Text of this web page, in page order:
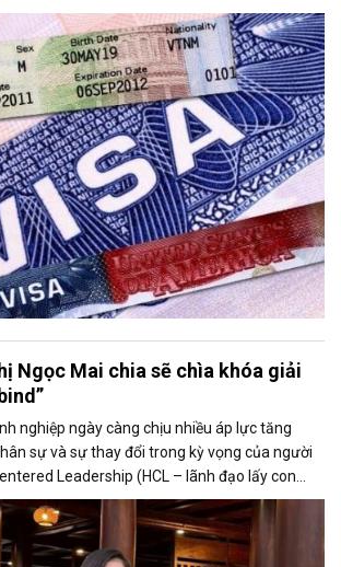
Ngọc Mai chia sẽ chìa khóa giải
nghiệp ngày càng chịu nhiều áp lực tăng
sự và sự thay đổi trong kỳ vọng của người
Leadership (HCL – lãnh đạo lấy con
đang được nhắc đến như một xu hướng quản